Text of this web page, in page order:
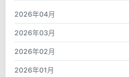
2026年04月
2026年03月
2026年02月
2026年01月